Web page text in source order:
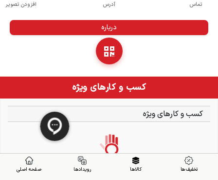
تماس آدرس افزودن تصویر
درباره
کسب و کارهای ویژه
کسب و کارهای ویژه
تخفیف ها کالاها رویدادها صفحه اصلی